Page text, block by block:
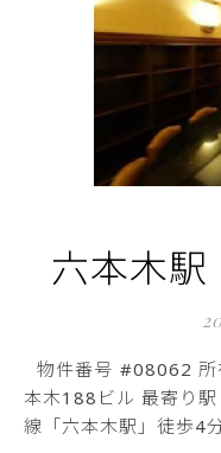
六本木
物件番号 #08062 所在地 東京都港区六本木7-9-6 六
本木188ビル 最寄り
線「六本木駅」徒歩4